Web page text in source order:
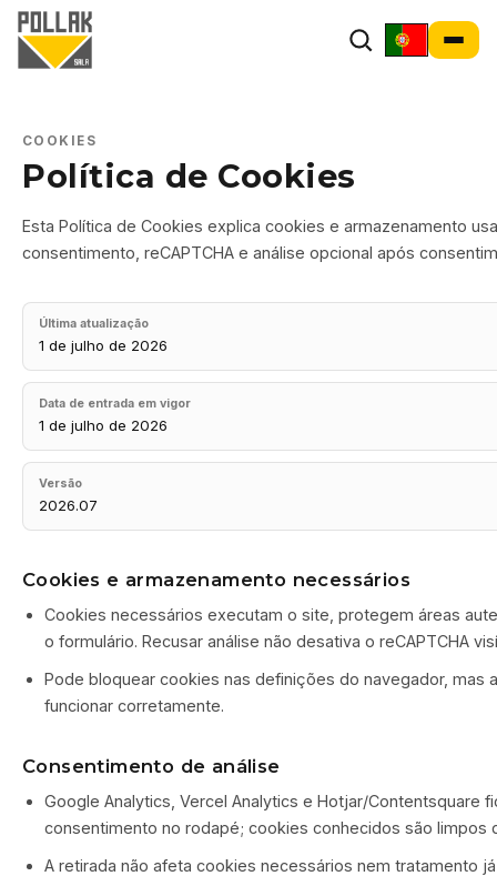
COOKIES
Política de Cookies
Esta Política de Cookies explica cookies e armazenamento
consentimento, reCAPTCHA e análise opcional após
Última atualização
1 de julho de 2026
Data de entrada em vigor
1 de julho de 2026
Versão
2026.07
Cookies e armazenamento necessários
Cookies necessários executam o site, protegem áreas
o formulário. Recusar análise não desativa o reCAPTCHA
Pode bloquear cookies nas definições do navegador, mas
funcionar corretamente.
Consentimento de análise
Google Analytics, Vercel Analytics e Hotjar/Contentsquare
consentimento no rodapé; cookies conhecidos são limpos
A retirada não afeta cookies necessários nem tratamento